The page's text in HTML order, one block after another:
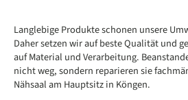
Langlebige Produkte schonen unsere
Daher setzen wir auf beste Qualität und
auf Material und Verarbeitung.
nicht weg, sondern reparieren sie
Nähsaal am Hauptsitz in Köngen.